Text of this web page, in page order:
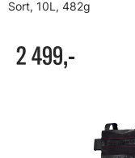
Sort, 10L, 482g
2 499,-